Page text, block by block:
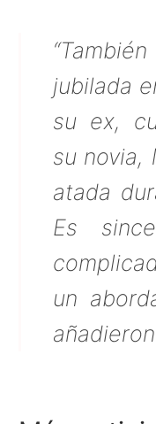
jubilada
su ex,
su novia,
atada
Es
un
añadieron